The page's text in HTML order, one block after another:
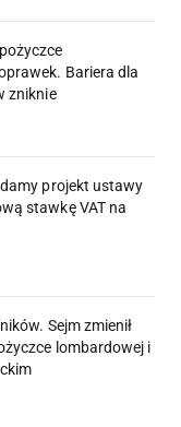
Bariera dla
zniknie
projekt ustawy
stawkę VAT na
Sejm zmienił
lombardowej i